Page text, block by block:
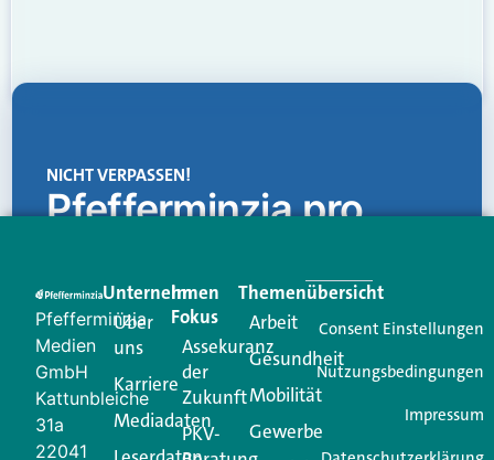
NICHT VERPASSEN!
Pfefferminzia.pro
Creator für Ihre Kundenkommunikation. Alles, was
Ihren Vertriebsalltag leichter macht. Mit nur einem
Login.
Jetzt anmelden
Pfefferminzia
Medien
GmbH
Kattunbleiche
31a
22041
Unternehmen
Über
uns
Karriere
Mediadaten
Im
Fokus
Assekuranz
der
Zukunft
PKV-
Themenübersicht
Arbeit
Gesundheit
Mobilität
Gewerbe
Consent Einstellungen
Nutzungsbedingungen
Impressum